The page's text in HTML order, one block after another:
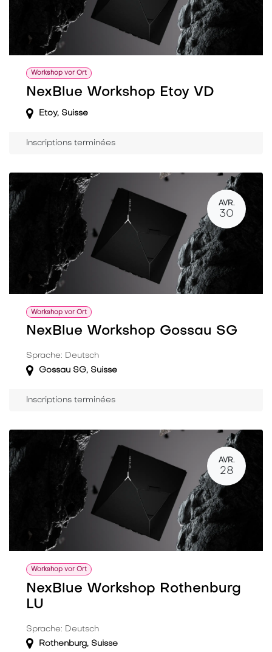
Workshop vor Ort
NexBlue Workshop Etoy VD
Etoy, Suisse
Inscriptions terminées
AVR.
30
Workshop vor Ort
NexBlue Workshop Gossau SG
Sprache: Deutsch
Gossau SG, Suisse
Inscriptions terminées
AVR.
28
Workshop vor Ort
NexBlue Workshop Rothenburg
LU
Sprache: Deutsch
Rothenburg, Suisse